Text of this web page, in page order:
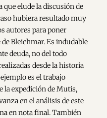
que elude la discusión de
hubiera resultado muy
autores para poner
Bleichmar. Es indudable
deuda, no del todo
desde la historia
es el trabajo
la expedición de Mutis,
en el análisis de este
en nota final. También